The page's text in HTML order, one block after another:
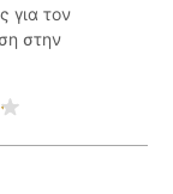
για τον
στην